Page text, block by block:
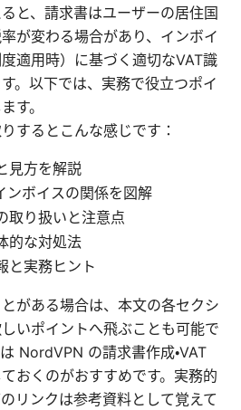
と、請求書はユーザーの居住国
が変わる場合があり、インボイ
適用時）に基づく適切なVAT識
。以下では、実務で役立つポイ
す。
するとこんな感じです：
見方を解説
ンボイスの関係を図解
取り扱いと注意点
的な対処法
と実務ヒント
がある場合は、本文の各セクシ
いポイントへ飛ぶことも可能で
NordVPN の請求書作成・VAT
おくのがおすすめです。実務的
リンクは参考資料として覚えて